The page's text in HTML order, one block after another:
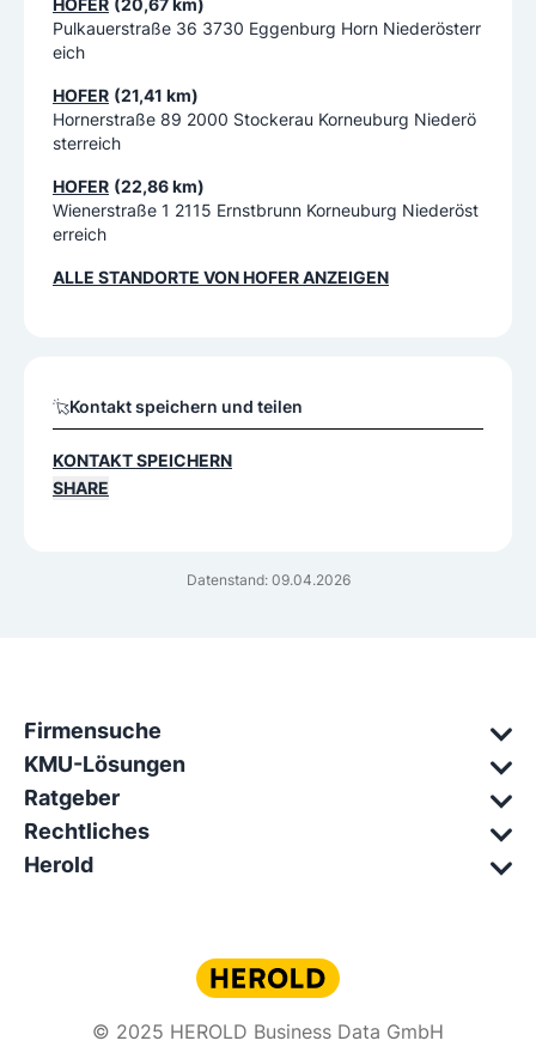
Datenstand: 09.04.2026
Pulkauerstraße 36 3730 Eggenburg Horn Niederösterr
eich
HOFER (21,41 km)
Hornerstraße 89 2000 Stockerau Korneuburg Niederö
sterreich
HOFER (22,86 km)
Wienerstraße 1 2115 Ernstbrunn Korneuburg Niederöst
erreich
ALLE STANDORTE VONHOFERANZEIGEN
Kontakt speichern und teilen
KONTAKT SPEICHERN
SHARE
Firmensuche
KMU-Lösungen
Ratgeber
Rechtliches
Herold
© 2025 HEROLD Business Data GmbH